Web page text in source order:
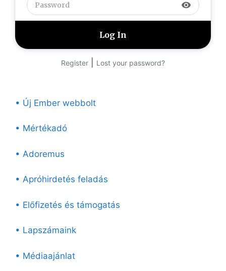
visibility
Register Lost your password?
• Új Ember webbolt
• Mértékadó
• Adoremus
• Apróhirdetés feladás
• Előfizetés és támogatás
• Lapszámaink
• Médiaajánlat